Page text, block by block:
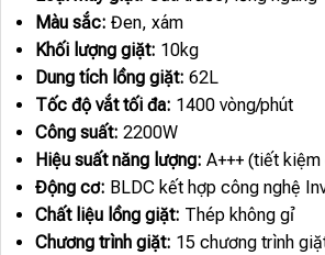
Màu sắc: Đen, xám
Khối lượng giặt: 10kg
Dung tích lồng giặt: 62L
Tốc độ vắt tối đa: 1400 vòng/phút
Công suất: 2200W
Hiệu suất năng lượng: A+++ (tiết kiệm
Động cơ: BLDC kết hợp công nghệ
Chất liệu lồng giặt: Thép không gỉ
Chương trình giặt: 15 chương trình